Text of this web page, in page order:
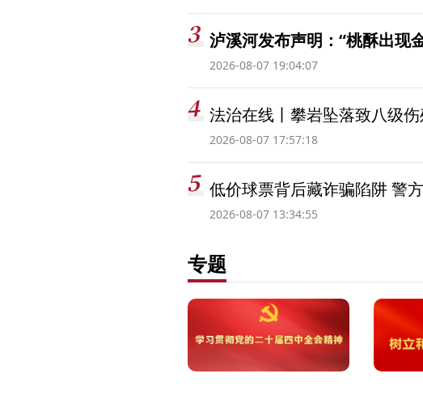
泸溪河发布声明：“桃酥出现
2026-08-07 19:04:07
法治在线丨攀岩坠落致八级
2026-08-07 17:57:18
低价球票背后藏诈骗陷阱 警
2026-08-07 13:34:55
专题